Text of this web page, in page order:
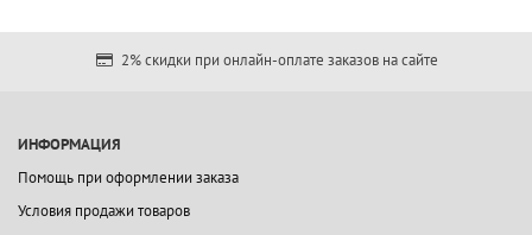
2% скидки при онлайн-оплате заказов на сайте
ИНФОРМАЦИЯ
Помощь при оформлении заказа
Условия продажи товаров